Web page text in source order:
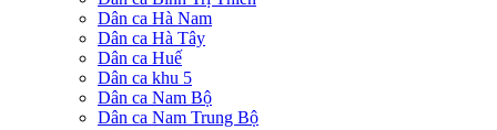
Dân ca Hà Nam
Dân ca Hà Tây
Dân ca Huế
Dân ca khu 5
Dân ca Nam Bộ
Dân ca Nam Trung Bộ